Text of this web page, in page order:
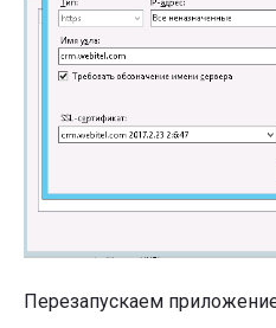
Перезапускаем